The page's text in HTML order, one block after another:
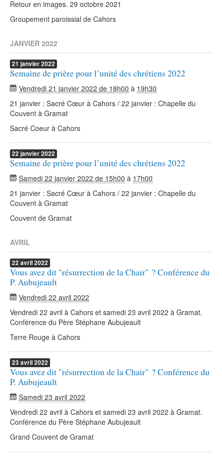
Retour en images. 29 octobre 2021
Groupement paroissial de Cahors
JANVIER 2022
21 janvier2022
Semaine de prière pour l’unité des chrétiens 2022
Vendredi 21 janvier 2022 de 18h00 à 19h30
21 janvier : Sacré Cœur à Cahors / 22 janvier : Chapelle du
Couvent à Gramat
Sacré Coeur à Cahors
22 janvier2022
Semaine de prière pour l’unité des chrétiens 2022
Samedi 22 janvier 2022 de 15h00 à 17h00
21 janvier : Sacré Cœur à Cahors / 22 janvier : Chapelle du
Couvent à Gramat
Couvent de Gramat
AVRIL
22 avril2022
Vous avez dit "résurrection de la Chair" ? Conférence du
P. Aubujeault
Vendredi 22 avril 2022
Vendredi 22 avril à Cahors et samedi 23 avril 2022 à Gramat.
Conférence du Père Stéphane Aubujeault
Terre Rouge à Cahors
23 avril2022
Vous avez dit "résurrection de la Chair" ? Conférence du
P. Aubujeault
Samedi 23 avril 2022
Vendredi 22 avril à Cahors et samedi 23 avril 2022 à Gramat.
Conférence du Père Stéphane Aubujeault
Grand Couvent de Gramat